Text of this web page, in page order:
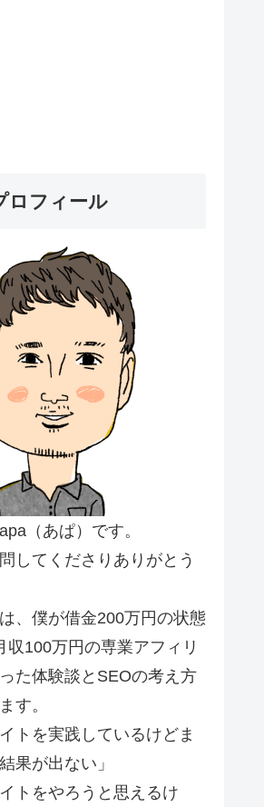
ロフィール
（あぱ）です。
してくださりありがとう
、僕が借金200万円の状態
収100万円の専業アフィリ
た体験談とSEOの考え方
す。
トを実践しているけどま
果が出ない」
トをやろうと思えるけ